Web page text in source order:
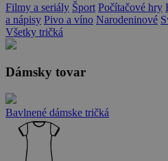
Filmy a seriály Šport Počítačové hry
a nápisy Pivo a víno Narodeninové
Všetky tričká
Dámsky tovar
Bavlnené dámske tričká